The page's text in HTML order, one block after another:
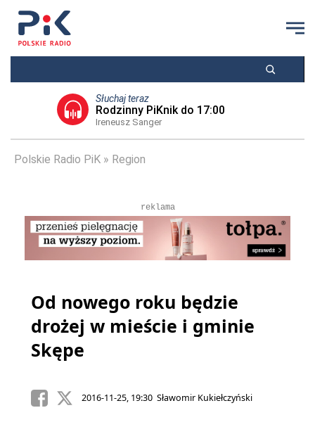
Słuchaj teraz
Rodzinny PiKnik do 17:00
Ireneusz Sanger
Polskie Radio PiK Region
reklama
Od nowego roku będzie
drożej w mieście i gminie
Skępe
2016-11-25, 19:30 Sławomir Kukiełczyński